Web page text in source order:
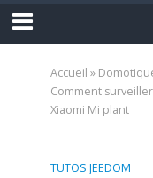
Accueil »
Comment
Xiaomi Mi plant
TUTOS JEEDOM